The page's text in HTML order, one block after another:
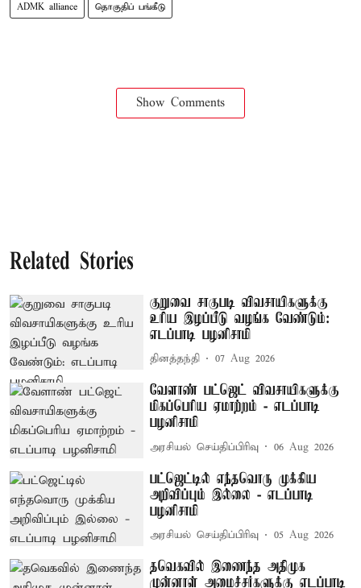
ADMK alliance தொகுதிப் பங்கீடு
Show Comments
Related Stories
குறுவை சாகுபடி விவசாயிகளுக்கு
உரிய இழப்பீடு வழங்க வேண்டும்:
எடப்பாடி பழனிசாமி
தினத்தந்தி 07 Aug 2026
வேளாண் பட்ஜெட் விவசாயிகளுக்கு
மிகப்பெரிய ஏமாற்றம் - எடப்பாடி
பழனிசாமி
அரசியல் செய்திப்பிரிவு 06 Aug 2026
பட்ஜெட்டில் எந்தவொரு முக்கிய
அறிவிப்பும் இல்லை - எடப்பாடி
பழனிசாமி
அரசியல் செய்திப்பிரிவு 05 Aug 2026
தவெகவில் இணைந்த அதிமுக
முன்னாள் அமைச்சர்களுக்கு எடப்பாடி